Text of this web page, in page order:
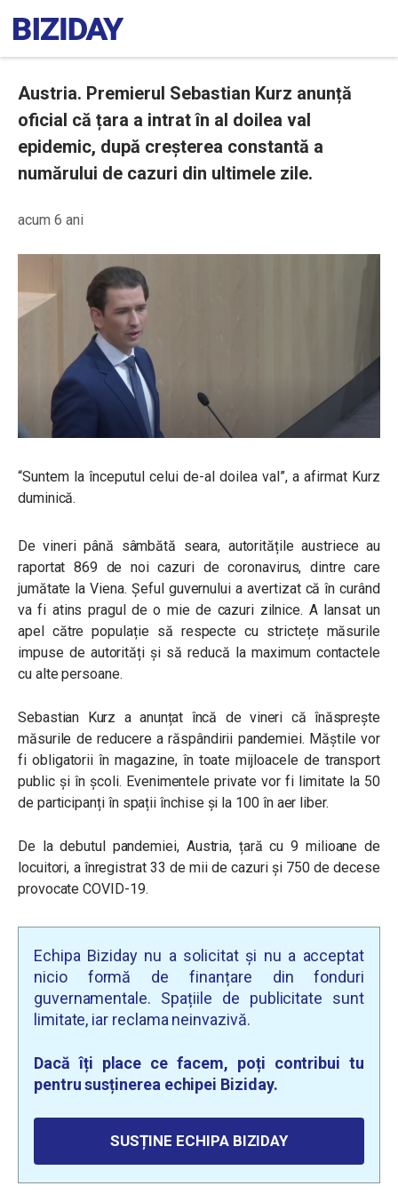
Austria. Premierul Sebastian Kurz anunță
oficial că țara a intrat în al doilea val
epidemic, după creșterea constantă a
numărului de cazuri din ultimele zile.
acum 6 ani
“Suntem la începutul celui de-al doilea val”, a afirmat Kurz
duminică.
De vineri până sâmbătă seara, autoritățile austriece au
raportat 869 de noi cazuri de coronavirus, dintre care
jumătate la Viena. Șeful guvernului a avertizat că în curând
va fi atins pragul de o mie de cazuri zilnice. A lansat un
apel către populație să respecte cu strictețe măsurile
impuse de autorități și să reducă la maximum contactele
cu alte persoane.
Sebastian Kurz a anunțat încă de vineri că înăsprește
măsurile de reducere a răspândirii pandemiei. Măștile vor
fi obligatorii în magazine, în toate mijloacele de transport
public și în școli. Evenimentele private vor fi limitate la 50
de participanți în spații închise și la 100 în aer liber.
De la debutul pandemiei, Austria, țară cu 9 milioane de
locuitori, a înregistrat 33 de mii de cazuri și 750 de decese
provocate COVID-19.
Echipa Biziday nu a solicitat și nu a acceptat
nicio formă de finanțare din fonduri
guvernamentale. Spațiile de publicitate sunt
limitate, iar reclama neinvazivă.
Dacă îți place ce facem, poți contribui tu
pentru susținerea echipei Biziday.
SUSȚINE ECHIPA BIZIDAY